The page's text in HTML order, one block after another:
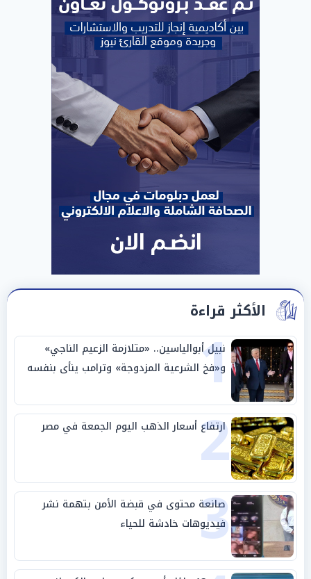
الأكثر قراءة
1
نبيل أبوالياسين.. «متلازمة الزعيم الناجي»
و«فخ الشرعية المزدوجة» وترامب ينأى بنفسه
وحليفه في «ميتم استراتيجي»
2
ارتفاع أسعار الذهب اليوم الجمعة في مصر
3
صانعة محتوى في قبضة الأمن بتهمة نشر
فيديوهات خادشة للحياء